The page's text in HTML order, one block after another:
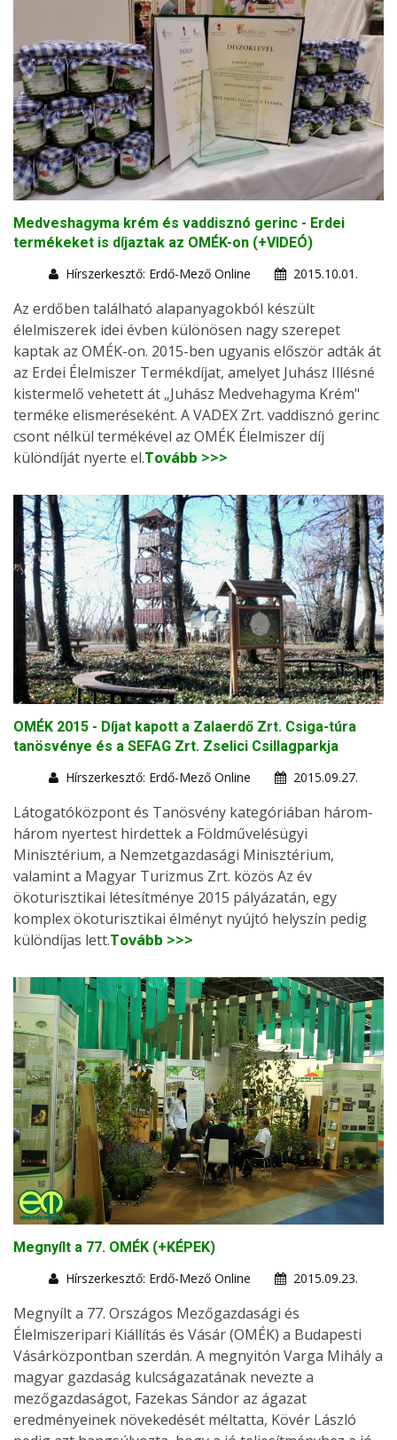
Medveshagyma krém és vaddisznó gerinc - Erdei
termékeket is díjaztak az OMÉK-on (+VIDEÓ)
Hírszerkesztő: Erdő-Mező Online
2015.10.01.
Az erdőben található alapanyagokból készült
élelmiszerek idei évben különösen nagy szerepet
kaptak az OMÉK-on. 2015-ben ugyanis először adták át
az Erdei Élelmiszer Termékdíjat, amelyet Juhász Illésné
kistermelő vehetett át „Juhász Medvehagyma Krém"
terméke elismeréseként. A VADEX Zrt. vaddisznó gerinc
csont nélkül termékével az OMÉK Élelmiszer díj
különdíját nyerte el.Tovább >>>
OMÉK 2015 - Díjat kapott a Zalaerdő Zrt. Csiga-túra
tanösvénye és a SEFAG Zrt. Zselici Csillagparkja
Hírszerkesztő: Erdő-Mező Online
2015.09.27.
Látogatóközpont és Tanösvény kategóriában három-
három nyertest hirdettek a Földművelésügyi
Minisztérium, a Nemzetgazdasági Minisztérium,
valamint a Magyar Turizmus Zrt. közös Az év
ökoturisztikai létesítménye 2015 pályázatán, egy
komplex ökoturisztikai élményt nyújtó helyszín pedig
különdíjas lett.Tovább >>>
Megnyílt a 77. OMÉK (+KÉPEK)
Hírszerkesztő: Erdő-Mező Online
2015.09.23.
Megnyílt a 77. Országos Mezőgazdasági és
Élelmiszeripari Kiállítás és Vásár (OMÉK) a Budapesti
Vásárközpontban szerdán. A megnyitón Varga Mihály a
magyar gazdaság kulcságazatának nevezte a
mezőgazdaságot, Fazekas Sándor az ágazat
eredményeinek növekedését méltatta, Kövér László